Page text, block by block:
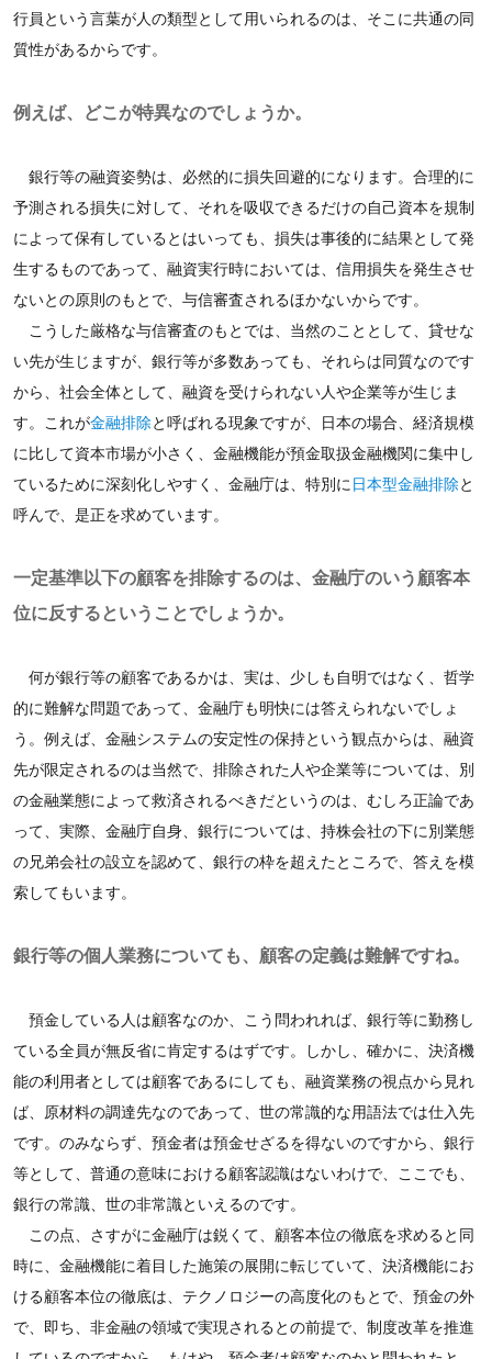
行員という言葉が人の類型として用いられるのは、そこに共通の同
質性があるからです。
例えば、どこが特異なのでしょうか。
銀行等の融資姿勢は、必然的に損失回避的になります。合理的に
予測される損失に対して、それを吸収できるだけの自己資本を規制
によって保有しているとはいっても、損失は事後的に結果として発
生するものであって、融資実行時においては、信用損失を発生させ
ないとの原則のもとで、与信審査されるほかないからです。
こうした厳格な与信審査のもとでは、当然のこととして、貸せな
い先が生じますが、銀行等が多数あっても、それらは同質なのです
から、社会全体として、融資を受けられない人や企業等が生じま
す。これが金融排除と呼ばれる現象ですが、日本の場合、経済規模
に比して資本市場が小さく、金融機能が預金取扱金融機関に集中し
ているために深刻化しやすく、金融庁は、特別に 日本型金融排除と
呼んで、是正を求めています。
一定基準以下の顧客を排除するのは、金融庁のいう顧客本
位に反するということでしょうか。
何が銀行等の顧客であるかは、実は、少しも自明ではなく、哲学
的に難解な問題であって、金融庁も明快には答えられないでしょ
う。例えば、金融システムの安定性の保持という観点からは、融資
先が限定されるのは当然で、排除された人や企業等については、別
の金融業態によって救済されるべきだというのは、むしろ正論であ
って、実際、金融庁自身、銀行については、持株会社の下に別業態
の兄弟会社の設立を認めて、銀行の枠を超えたところで、答えを模
索してもいます。
銀行等の個人業務についても、顧客の定義は難解ですね。
預金している人は顧客なのか、こう問われれば、銀行等に勤務し
ている全員が無反省に肯定するはずです。しかし、確かに、決済機
能の利用者としては顧客であるにしても、融資業務の視点から見れ
ば、原材料の調達先なのであって、世の常識的な用語法では仕入先
です。のみならず、預金者は預金せざるを得ないのですから、銀行
等として、普通の意味における顧客認識はないわけで、ここでも、
銀行の常識、世の非常識といえるのです。
この点、さすがに金融庁は鋭くて、顧客本位の徹底を求めると同
時に、金融機能に着目した施策の展開に転じていて、決済機能にお
ける顧客本位の徹底は、テクノロジーの高度化のもとで、預金の外
で、即ち、非金融の領域で実現されるとの前提で、制度改革を推進